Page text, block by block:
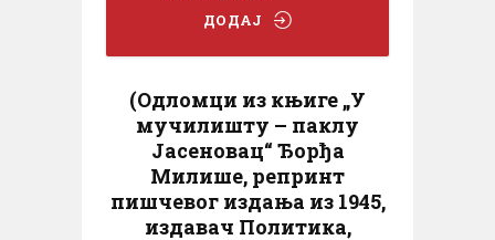
ДОДАЈ
(Одломци из књиге „У
мучилишту – паклу
Јасеновац“ Ђорђа
Милише, репринт
пишчевог издања из 1945,
издавач Политика,